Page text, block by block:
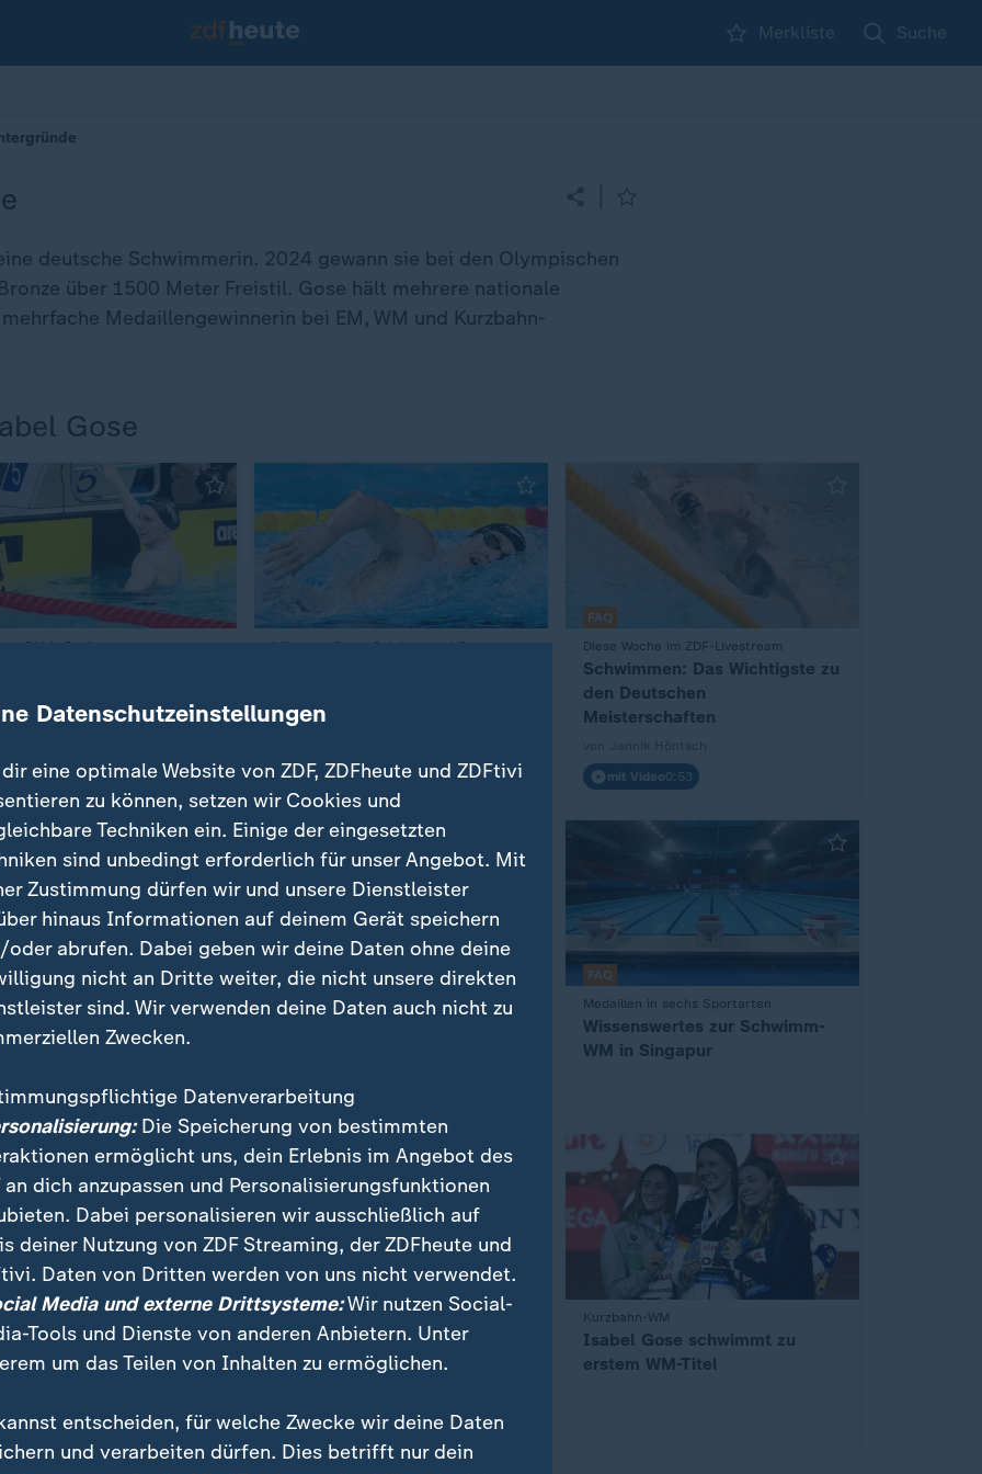
Merkliste Suche
deutsche Schwimmerin. 2024 gewann sie bei den Olympischen
über 1500 Meter Freistil. Gose hält mehrere nationale
Medaillengewinnerin bei EM, WM und Kurzbahn-
Gose
DM in Berlin
Video83:40
Märtens, Gose, Salchow und Co.
von Johannes Fischer
mit Video0:53
FAQ
Diese Woche im ZDF-Livestream
:
Schwimmen: Das Wichtigste zu
den Deutschen
Meisterschaften
mit Video0:53
Medaille klar
holt Gold über 800
DSV-Dominanz auf der Langstrecke
:
FAQ
Medaillen in sechs Sportarten
:
Wissenswertes zur Schwimm-
WM in Singapur
Beckenwettbewerbe
gegen McIntosh als
der WM
Isabel Gose über die Schwimm-WM
:
"Das Olympia-Tattoo wird
nachgestochen"
mit Video1:30
Kurzbahn-WM
:
Isabel Gose schwimmt zu
erstem WM-Titel
Datenschutzeinstellungen
eine optimale Website von ZDF, ZDFheute und ZDFtivi
zu können, setzen wir Cookies und
Techniken ein. Einige der eingesetzten
sind unbedingt erforderlich für unser Angebot. Mit
Zustimmung dürfen wir und unsere Dienstleister
hinaus Informationen auf deinem Gerät speichern
oder abrufen. Dabei geben wir deine Daten ohne deine
nicht an Dritte weiter, die nicht unsere direkten
sind. Wir verwenden deine Daten auch nicht zu
Zwecken.
Datenverarbeitung
Die Speicherung von bestimmten
ermöglicht uns, dein Erlebnis im Angebot des
an dich anzupassen und Personalisierungsfunktionen
Dabei personalisieren wir ausschließlich auf
deiner Nutzung von ZDF Streaming, der ZDFheute und
Daten von Dritten werden von uns nicht verwendet.
Media und externe Drittsysteme:Wir nutzen Social-
Tools und Dienste von anderen Anbietern. Unter
um das Teilen von Inhalten zu ermöglichen.
entscheiden, für welche Zwecke wir deine Daten
und verarbeiten dürfen. Dies betrifft nur dein